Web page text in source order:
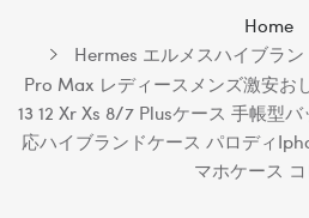
Home
Hermes エルメスハイブラン
Pro Max レディースメンズ激安お
13 12 Xr Xs 8/7 Plusケース 手帳型
応ハイブランドケース パロディ
マホケース